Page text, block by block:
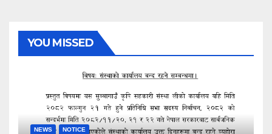
YOU MISSED
NEWS NOTICE